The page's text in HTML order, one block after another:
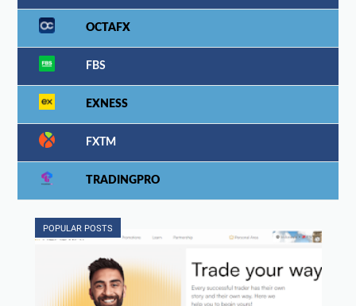
OCTAFX
FBS
EXNESS
FXTM
TRADINGPRO
POPULAR POSTS